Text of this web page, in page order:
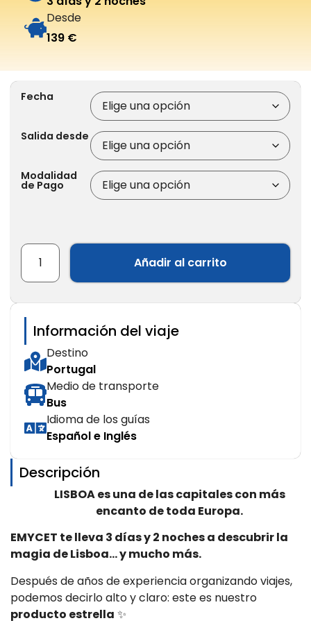
Desde
139 €
Descripción
LISBOA es una de las capitales con más
encanto de toda Europa.
EMYCET te lleva 3 días y 2 noches a descubrir la
magia de Lisboa… y mucho más.
Después de años de experiencia organizando viajes,
podemos decirlo alto y claro: este es nuestro
producto estrella ✨
Fecha
Salida desde
Modalidad
de Pago
Añadir al carrito
Información del viaje
Destino
Portugal
Medio de transporte
Bus
Idioma de los guías
Español e Inglés